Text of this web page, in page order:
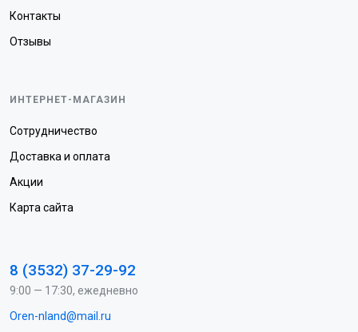
Контакты
Отзывы
ИНТЕРНЕТ-МАГАЗИН
Сотрудничество
Доставка и оплата
Акции
Карта сайта
8 (3532) 37-29-92
9:00 — 17:30, ежедневно
Oren-nland@mail.ru